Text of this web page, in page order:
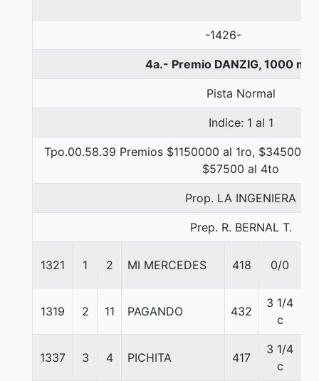
-1426-
4a.- Premio DANZIG, 1000
Pista Normal
Indice: 1 al 1
Tpo.00.58.39 Premios $1150000 al 1ro, $345000
$57500 al 4to
Prop. LA INGENIERA
Prep. R. BERNAL T.
1321 1 2 MI MERCEDES 418 0/0
1319 2 11 PAGANDO 432
3 1/4
c
1337 3 4 PICHITA 417
3 1/4
c